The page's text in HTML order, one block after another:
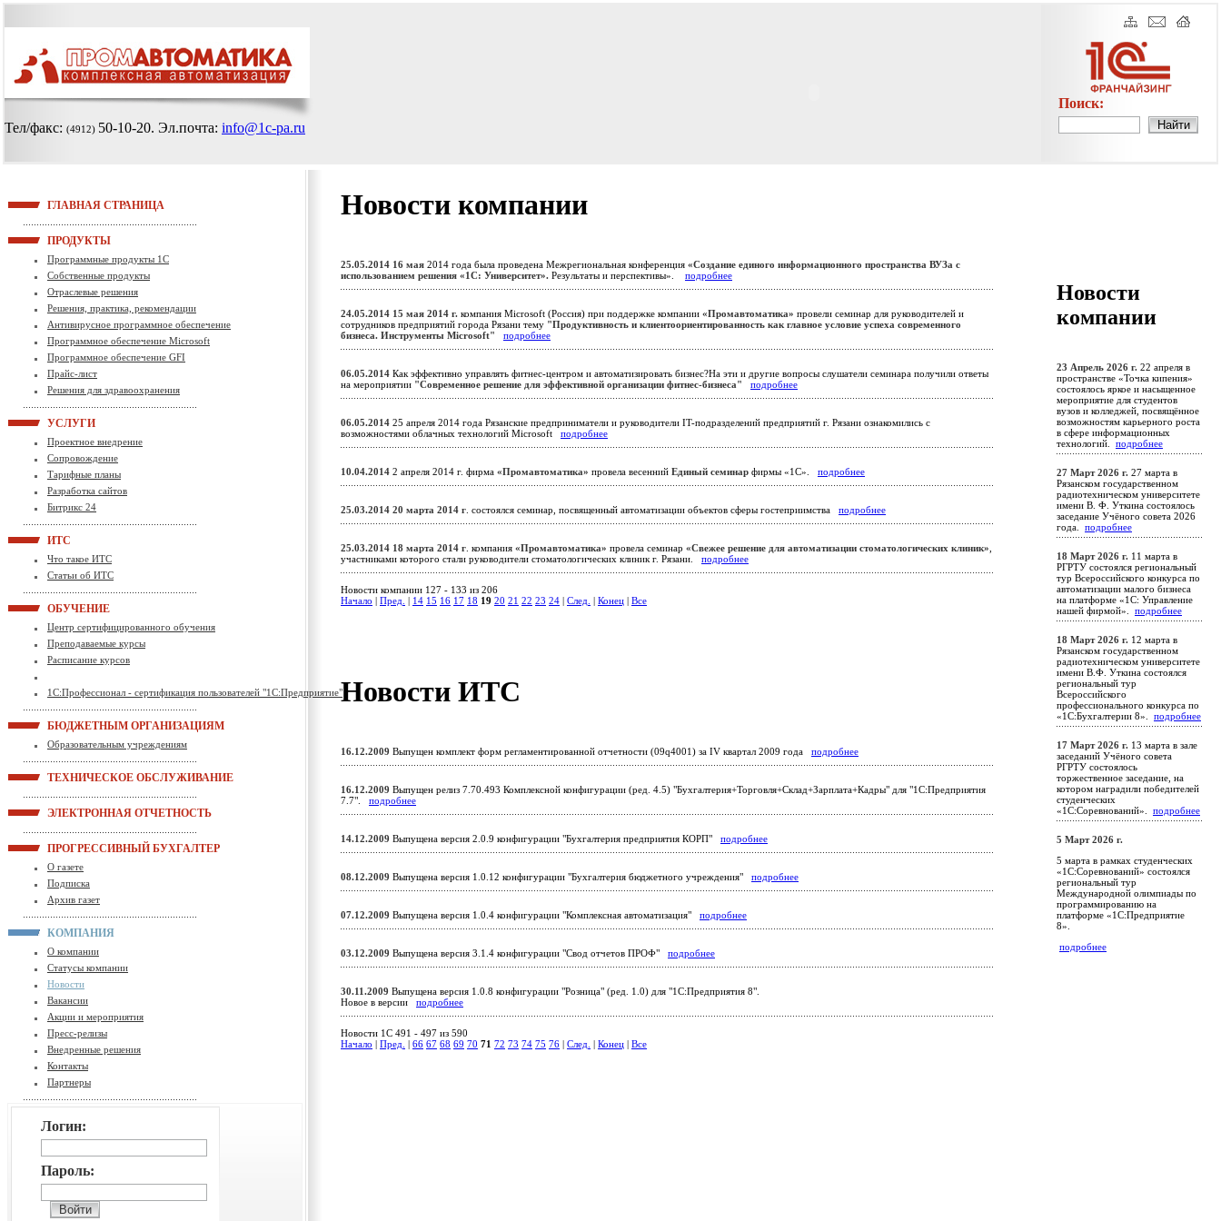
Тел/факс: (4912) 50-10-20. Эл.почта: info@1c-pa.ru
Поиск:
ГЛАВНАЯ СТРАНИЦА
ПРОДУКТЫ
Программные продукты 1С
Собственные продукты
Отраслевые решения
Решения, практика, рекомендации
Антивирусное программное обеспечение
Программное обеспечение Microsoft
Программное обеспечение GFI
Прайс-лист
Решения для здравоохранения
УСЛУГИ
Проектное внедрение
Сопровождение
Тарифные планы
Разработка сайтов
Битрикс 24
ИТС
Что такое ИТС
Статьи об ИТС
ОБУЧЕНИЕ
Центр сертифицированного обучения
Преподаваемые курсы
Расписание курсов
1С:Профессионал - сертификация пользователей "1С:Предприятие"
БЮДЖЕТНЫМ ОРГАНИЗАЦИЯМ
Образовательным учреждениям
ТЕХНИЧЕСКОЕ ОБСЛУЖИВАНИЕ
ЭЛЕКТРОННАЯ ОТЧЕТНОСТЬ
ПРОГРЕССИВНЫЙ БУХГАЛТЕР
О газете
Подписка
Архив газет
КОМПАНИЯ
О компании
Статусы компании
Новости
Вакансии
Акции и мероприятия
Пресс-релизы
Внедренные решения
Контакты
Партнеры
Логин:
Пароль:
Новости компании
25.05.2014 16 мая 2014 года была проведена Межрегиональная конференция «Создание единого информационного пространства ВУЗа с
использованием решения «1С: Университет». Результаты и перспективы». подробнее
24.05.2014 15 мая 2014 г. компания Microsoft (Россия) при поддержке компании «Промавтоматика» провели семинар для руководителей и
сотрудников предприятий города Рязани тему "Продуктивность и клиентоориентированность как главное условие успеха современного
бизнеса. Инструменты Microsoft"
подробнее
06.05.2014 Как эффективно управлять фитнес-центром и автоматизировать бизнес?На эти и другие вопросы слушатели семинара получили ответы
на мероприятии "Современное решение для эффективной организации фитнес-бизнеса" подробнее
06.05.2014 25 апреля 2014 года Рязанские предприниматели и руководители IT-подразделений предприятий г. Рязани ознакомились с
возможностями облачных технологий Microsoft подробнее
10.04.2014 2 апреля 2014 г. фирма «Промавтоматика» провела весенний Единый семинар фирмы «1С». подробнее
25.03.2014 20 марта 2014 г. состоялся семинар, посвященный автоматизации объектов сферы гостеприимства подробнее
25.03.2014 18 марта 2014 г. компания «Промавтоматика» провела семинар «Свежее решение для автоматизации стоматологических клиник»,
участниками которого стали руководители стоматологических клиник г. Рязани. подробнее
Новости компании 127 - 133 из 206
Начало
Пред. 14 15 16 17 18 19 20 21 22 23 24 След. Конец Все
Новости ИТС
16.12.2009 Выпущен комплект форм регламентированной отчетности (09q4001) за IV квартал 2009 года подробнее
16.12.2009 Выпущен релиз 7.70.493 Комплексной конфигурации (ред. 4.5) "Бухгалтерия+Торговля+Склад+Зарплата+Кадры" для "1С:Предприятия
7.7". подробнее
14.12.2009 Выпущена версия 2.0.9 конфигурации "Бухгалтерия предприятия КОРП" подробнее
08.12.2009 Выпущена версия 1.0.12 конфигурации "Бухгалтерия бюджетного учреждения" подробнее
07.12.2009 Выпущена версия 1.0.4 конфигурации "Комплексная автоматизация" подробнее
03.12.2009 Выпущена версия 3.1.4 конфигурации "Свод отчетов ПРОФ" подробнее
30.11.2009 Выпущена версия 1.0.8 конфигурации "Розница" (ред. 1.0) для "1С:Предприятия 8".
Новое в версии подробнее
Новости 1C 491 - 497 из 590
Начало
Пред. 66 67 68 69 70 71 72 73 74 75 76 След. Конец Все
Новости
компании
23 Апрель 2026 г. 22 апреля в
пространстве «Точка кипения»
состоялось яркое и насыщенное
мероприятие для студентов
вузов и колледжей, посвящённое
возможностям карьерного роста
в сфере информационных
технологий. подробнее
27 Март 2026 г. 27 марта в
Рязанском государственном
радиотехническом университете
имени В. Ф. Уткина состоялось
заседание Учёного совета 2026
года. подробнее
18 Март 2026 г. 11 марта в
РГРТУ состоялся региональный
тур Всероссийского конкурса по
автоматизации малого бизнеса
на платформе «1С: Управление
нашей фирмой». подробнее
18 Март 2026 г. 12 марта в
Рязанском государственном
радиотехническом университете
имени В.Ф. Уткина состоялся
региональный тур
Всероссийского
профессионального конкурса по
«1С:Бухгалтерии 8». подробнее
17 Март 2026 г. 13 марта в зале
заседаний Учёного совета
РГРТУ состоялось
торжественное заседание, на
котором наградили победителей
студенческих
«1С:Соревнований». подробнее
5 Март 2026 г.
5 марта в рамках студенческих
«1С:Соревнований» состоялся
региональный тур
Международной олимпиады по
программированию на
платформе «1С:Предприятие
8».
подробнее